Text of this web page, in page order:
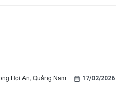
Hội An, Quảng Nam 17/02/2026